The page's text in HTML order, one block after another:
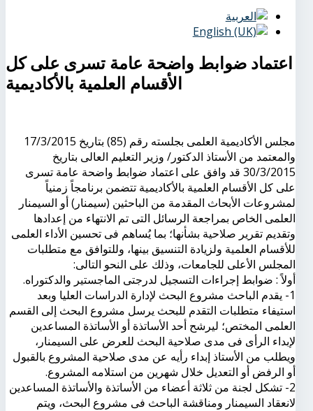
اعتماد ضوابط واضحة عامة تسرى على كل
الأقسام العلمية بالأكاديمية
مجلس الأكاديمية العلمى بجلسته رقم (85) بتاريخ 17/3/2015
والمعتمد من الأستاذ الدكتور/ وزير التعليم العالى بتاريخ
30/3/2015 قد وافق على اعتماد ضوابط واضحة عامة تسرى
على كل الأقسام العلمية بالأكاديمية تتضمن برنامجاً زمنياً
لمشروعات الأبحاث المقدمة من الباحثين (سيمنار) أو السيمنار
العلمى الخاص بمراجعة الرسائل التى تم الانتهاء من إعدادها
وتقديم تقرير صلاحية بشأنها؛ بما يُساهم فى تحسين الأداء العلمى
للأقسام العلمية ولزيادة التنسيق بينها، وللتوافق مع متطلبات
المجلس الأعلى للجامعات، وذلك على النحو التالى:
أولاً : ضوابط إجراءات التسجيل لدرجتى الماجستير والدكتوراه.
1- يقدم الباحث مشروع البحث لإدارة الدراسات العليا وبعد
استيفاء متطلبات التقدم للبحث يرسل مشروع البحث إلى القسم
العلمى المختص؛ ليرشح أحد الأساتذة أو الأساتذة المساعدين
لإبداء الرأى فى مدى صلاحية البحث للعرض على السيمنار،
ويطلب من الأستاذ إبداء رأيه عن مدى صلاحية المشروع بالقبول
أو الرفض أو التعديل خلال شهرين من استلامه المشروع.
2- تشكل لجنة من ثلاثة أعضاء من الأساتذة والأساتذة المساعدين
لانعقاد السيمنار ومناقشة الباحث فى مشروع البحث، ويتم